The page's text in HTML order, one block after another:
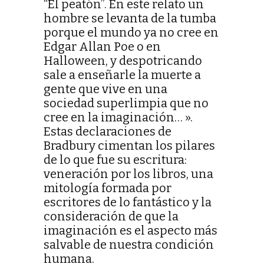
“El peatón”. En este relato un
hombre se levanta de la tumba
porque el mundo ya no cree en
Edgar Allan Poe o en
Halloween, y despotricando
sale a enseñarle la muerte a
gente que vive en una
sociedad superlimpia que no
cree en la imaginación… ».
Estas declaraciones de
Bradbury cimentan los pilares
de lo que fue su escritura:
veneración por los libros, una
mitología formada por
escritores de lo fantástico y la
consideración de que la
imaginación es el aspecto más
salvable de nuestra condición
humana.